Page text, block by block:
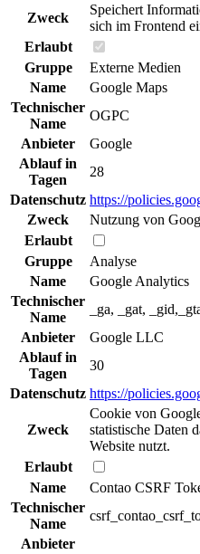
Zweck
Speichert
sich im Frontend
Erlaubt
Gruppe
Externe Medien
Name
Google Maps
Technischer
Name
OGPC
Anbieter
Google
Ablauf in
Tagen
28
Datenschutz https://
Zweck
Nutzung von
Erlaubt
Gruppe
Analyse
Name
Google Analytics
Technischer
Name
_ga, _gat,
Anbieter
Google LLC
Ablauf in
Tagen
30
Datenschutz https://
Zweck
Cookie von
statistische Daten
Website nutzt.
Erlaubt
Name
Contao CSRF
Technischer
Name
Anbieter